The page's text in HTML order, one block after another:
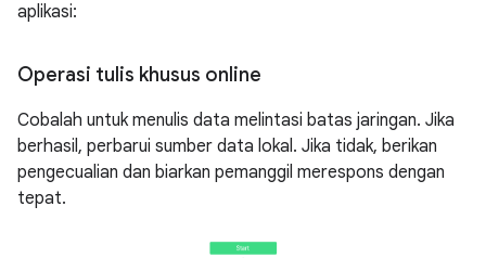
aplikasi:
Operasi tulis khusus online
Cobalah untuk menulis data melintasi batas jaringan. Jika
berhasil, perbarui sumber data lokal. Jika tidak, berikan
pengecualian dan biarkan pemanggil merespons dengan
tepat.